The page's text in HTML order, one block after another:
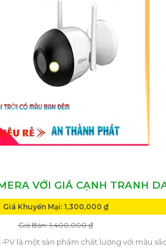
VỚI GIÁ CẠNH TRANH
Giá Khuyến Mại: 1,300,000 ₫
Giá Bán: 1,400,000 ₫
PV là một sản phẩm chất lượng với màu